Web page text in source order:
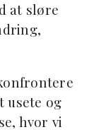
at sløre
usete og
hvor vi